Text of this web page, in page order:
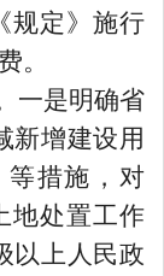
规定》施行
。
一是明确省
新增建设用
措施，对
地处置工作
以上人民政